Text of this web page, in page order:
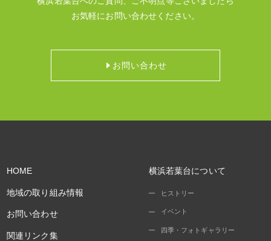
お気軽にお問い合わせください。
お問い合わせ
HOME
地域の取り組み情報
お問い合わせ
関連リンク集
横浜若葉台について
ヒストリー
イベント
四季・フォトギャラリー